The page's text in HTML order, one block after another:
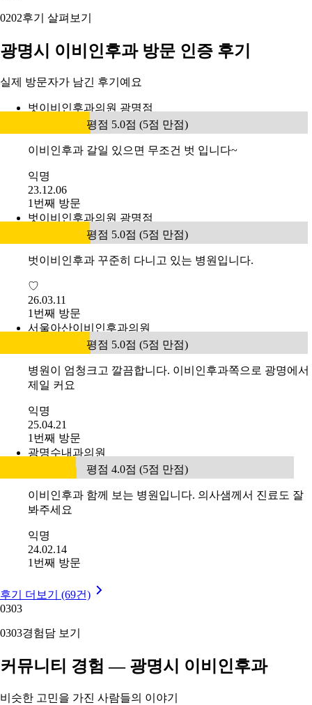
0202후기 살펴보기
광명시 이비인후과 방문 인증 후기
실제 방문자가 남긴 후기예요
벗이비인후과의원 광명점
평점 5.0점 (5점 만점)
이비인후과 갈일 있으면 무조건 벗 입니다~
익명
23.12.06
1번째 방문
벗이비인후과의원 광명점
평점 5.0점 (5점 만점)
벗이비인후과 꾸준히 다니고 있는 병원입니다.
♡
26.03.11
1번째 방문
서울아산이비인후과의원
평점 5.0점 (5점 만점)
병원이 엄청크고 깔끔합니다. 이비인후과쪽으로 광명에서
제일 커요
익명
25.04.21
1번째 방문
광명수내과의원
평점 4.0점 (5점 만점)
이비인후과 함께 보는 병원입니다. 의사샘께서 진료도 잘
봐주세요
익명
24.02.14
1번째 방문
후기 더보기 (69건)
0303
0303경험담 보기
커뮤니티 경험 — 광명시 이비인후과
비슷한 고민을 가진 사람들의 이야기